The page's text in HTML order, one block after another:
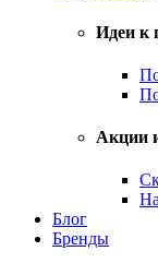
Идеи к
Акции
Блог
Бренды